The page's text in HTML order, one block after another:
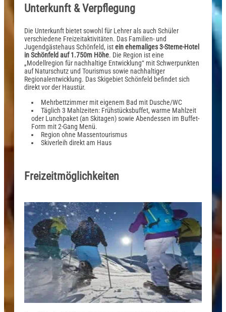
Unterkunft & Verpflegung
Die Unterkunft bietet sowohl für Lehrer als auch Schüler
verschiedene Freizeitaktivitäten. Das Familien- und
Jugendgästehaus Schönfeld, istein ehemaliges 3-Sterne-Hotel
in Schönfeld auf 1.750m Höhe. Die Region ist eine
„Modellregion für nachhaltige Entwicklung“ mit Schwerpunkten
auf Naturschutz und Tourismus sowie nachhaltiger
Regionalentwicklung. Das Skigebiet Schönfeld befindet sich
direkt vor der Haustür.
Mehrbettzimmer mit eigenem Bad mit Dusche/WC
Täglich 3 Mahlzeiten: Frühstücksbuffet, warme Mahlzeit
oder Lunchpaket (an Skitagen) sowie Abendessen im Buffet-
Form mit 2-Gang Menü.
Region ohne Massentourismus
Skiverleih direkt am Haus
Freizeitmöglichkeiten